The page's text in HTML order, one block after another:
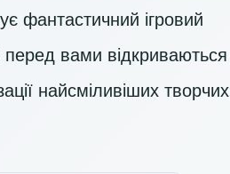
фантастичний ігровий
вами відкриваються
найсміливіших творчих